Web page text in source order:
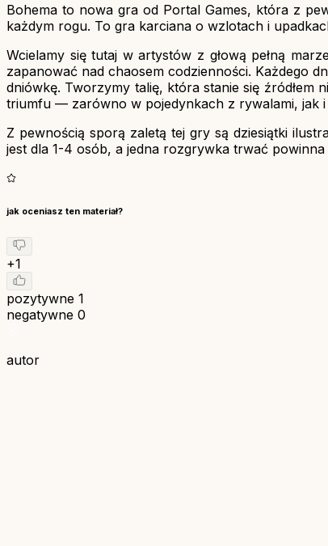
Bohema to nowa gra od Portal Games, która z
każdym rogu. To gra karciana o wzlotach i
Wcielamy się tutaj w artystów z głową pełną
zapanować nad chaosem codzienności. Każdego
dniówkę. Tworzymy talię, która stanie się źródłem
triumfu — zarówno w pojedynkach z rywalami, jak
Z pewnością sporą zaletą tej gry są dziesiątki
jest dla 1-4 osób, a jedna rozgrywka trwać
jak oceniasz ten materiał?
+1
pozytywne 1
negatywne 0
autor